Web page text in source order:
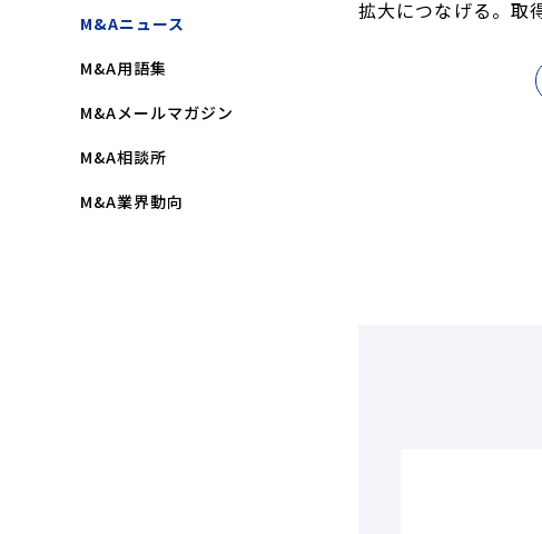
クロージングと引継ぎ
企業買収の流れと手順
資本業務提携
企業評価と売買価格の違い
中小企業M&Aにおける企業価値
ン)の算定方法
純資産法(コストアプローチ)
株式譲渡にかかる税金(個人・
事業譲渡にかかる税金(個人・
法人)
M&Aにおける節税(役職退職金
スキーム)
赤字・債務超過会社の買収制限
M&Aニュース
M&A用語集
M&Aメールマガジン
M&A相談所
M&A業界動向
拡大につなげる。取